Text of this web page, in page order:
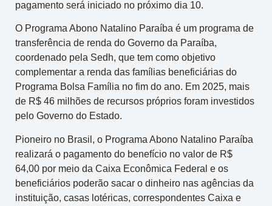
pagamento será iniciado no próximo dia 10.
O Programa Abono Natalino Paraíba é um programa de
transferência de renda do Governo da Paraíba,
coordenado pela Sedh, que tem como objetivo
complementar a renda das famílias beneficiárias do
Programa Bolsa Família no fim do ano. Em 2025, mais
de R$ 46 milhões de recursos próprios foram investidos
pelo Governo do Estado.
Pioneiro no Brasil, o Programa Abono Natalino Paraíba
realizará o pagamento do benefício no valor de R$
64,00 por meio da Caixa Econômica Federal e os
beneficiários poderão sacar o dinheiro nas agências da
instituição, casas lotéricas, correspondentes Caixa e